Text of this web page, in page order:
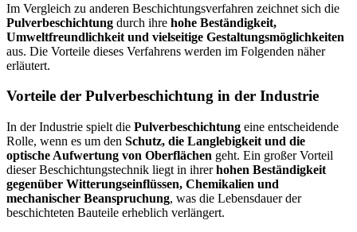
Im Vergleich zu anderen Beschichtungsverfahren zeichnet sich die
Pulverbeschichtung durch ihre hohe Beständigkeit,
Umweltfreundlichkeit und vielseitige Gestaltungsmöglichkeiten
aus. Die Vorteile dieses Verfahrens werden im Folgenden näher
erläutert.
Vorteile der Pulverbeschichtung in der Industrie
In der Industrie spielt die Pulverbeschichtung eine entscheidende
Rolle, wenn es um den Schutz, die Langlebigkeit und die
optische Aufwertung von Oberflächen geht. Ein großer Vorteil
dieser Beschichtungstechnik liegt in ihrerhohen Beständigkeit
gegenüber Witterungseinflüssen, Chemikalien und
mechanischer Beanspruchung, was die Lebensdauer der
beschichteten Bauteile erheblich verlängert.